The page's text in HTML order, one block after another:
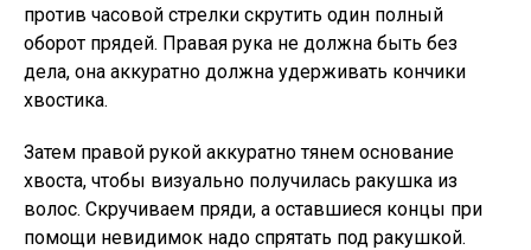
против часовой стрелки скрутить один полный
оборот прядей. Правая рука не должна быть без
дела, она аккуратно должна удерживать кончики
хвостика.
Затем правой рукой аккуратно тянем основание
хвоста, чтобы визуально получилась ракушка из
волос. Скручиваем пряди, а оставшиеся концы при
помощи невидимок надо спрятать под ракушкой.